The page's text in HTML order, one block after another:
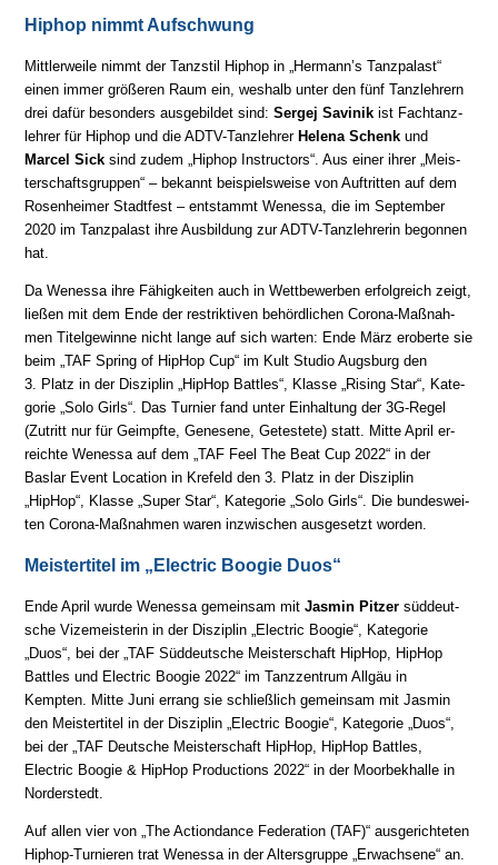
Hiphop nimmt Aufschwung
Mittlerweile nimmt der Tanzstil Hiphop in „Hermann’s Tanzpalast“
einen immer grö­ße­ren Raum ein, wes­halb un­ter den fünf Tanz­leh­rern
drei dafür be­son­ders aus­ge­bil­det sind:Sergej Savinik ist Fach­tanz­
lehrer für Hiphop und die ADTV-Tanz­leh­rer Helena Schenk und
Marcel Sick sind zu­dem „Hiphop Instructors“. Aus einer ihrer „Meis­
ter­schafts­grup­pen“ – be­kannt bei­spiels­wei­se von Auf­trit­ten auf dem
Rosenheimer Stadt­fest – ent­stammt Wenessa, die im Sep­tem­ber
2020 im Tanzpalast ihre Aus­bil­dung zur ADTV-Tanz­leh­re­rin be­gon­nen
hat.
Da Wenessa ihre Fähigkeiten auch in Wettbewerben erfolgreich zeigt,
ließen mit dem Ende der re­strik­ti­ven be­hörd­li­chen Corona-Maß­nah­
men Titel­ge­win­ne nicht lange auf sich war­ten: Ende März er­ober­te sie
beim „TAF Spring of HipHop Cup“ im Kult Studio Augsburg den
3. Platz in der Dis­zi­plin „HipHop Battles“, Klasse „Rising Star“, Ka­te­
go­rie „Solo Girls“. Das Tur­nier fand un­ter Ein­hal­tung der 3G-Regel
(Zu­tritt nur für Ge­impf­te, Ge­ne­se­ne, Ge­tes­te­te) statt. Mit­te April er­
reich­te Wenessa auf dem „TAF Feel The Beat Cup 2022“ in der
Baslar Event Location in Krefeld den 3. Platz in der Dis­zi­plin
„HipHop“, Klasse „Super Star“, Ka­te­go­rie „Solo Girls“. Die bun­des­wei­
ten Corona-Maß­nah­men wa­ren in­zwi­schen aus­ge­setzt worden.
Meistertitel im „Electric Boogie Duos“
Ende April wurde Wenessa gemeinsam mitJasmin Pitzer süd­deut­
sche Vize­meis­te­rin in der Dis­zi­plin „Electric Boogie“, Ka­te­go­rie
„Duos“, bei der „TAF Süd­deut­sche Meis­ter­schaft HipHop, HipHop
Battles und Electric Boogie 2022“ im Tanz­zen­trum Allgäu in
Kempten. Mitte Juni er­rang sie schließ­lich ge­mein­sam mit Jasmin
den Meis­ter­ti­tel in der Dis­zi­plin „Electric Boogie“, Ka­te­go­rie „Duos“,
bei der „TAF Deut­sche Meis­ter­schaft HipHop, HipHop Battles,
Electric Boogie & HipHop Productions 2022“ in der Moorbekhalle in
Norderstedt.
Auf allen vier von „The Actiondance Federation (TAF)“ aus­ge­rich­te­ten
Hiphop-Turn­ie­ren trat Wenessa in der Al­ters­grup­pe „Er­wach­se­ne“ an.